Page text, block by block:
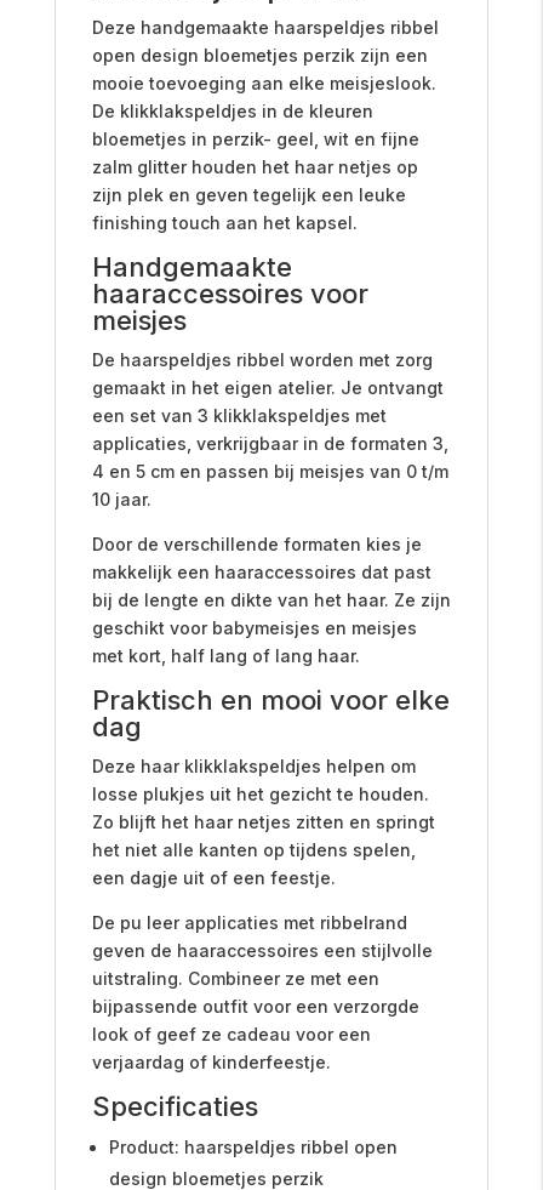
Deze handgemaakte haarspeldjes ribbel
open design bloemetjes perzik zijn een
mooie toevoeging aan elke meisjeslook.
De klikklakspeldjes in de kleuren
bloemetjes in perzik- geel, wit en fijne
zalm glitter houden het haar netjes op
zijn plek en geven tegelijk een leuke
finishing touch aan het kapsel.
Handgemaakte
haaraccessoires voor
meisjes
De haarspeldjes ribbel worden met zorg
gemaakt in het eigen atelier. Je ontvangt
een set van 3 klikklakspeldjes met
applicaties, verkrijgbaar in de formaten 3,
4 en 5 cm en passen bij meisjes van 0 t/m
10 jaar.
Door de verschillende formaten kies je
makkelijk een haaraccessoires dat past
bij de lengte en dikte van het haar. Ze zijn
geschikt voor babymeisjes en meisjes
met kort, half lang of lang haar.
Praktisch en mooi voor elke
dag
Deze haar klikklakspeldjes helpen om
losse plukjes uit het gezicht te houden.
Zo blijft het haar netjes zitten en springt
het niet alle kanten op tijdens spelen,
een dagje uit of een feestje.
De pu leer applicaties met ribbelrand
geven de haaraccessoires een stijlvolle
uitstraling. Combineer ze met een
bijpassende outfit voor een verzorgde
look of geef ze cadeau voor een
verjaardag of kinderfeestje.
Specificaties
Product: haarspeldjes ribbel open
design bloemetjes perzik